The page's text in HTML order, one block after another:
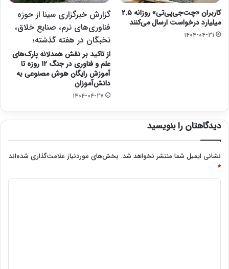
کاربران «چت‌جی‌پی‌تی» روزانه ۲.۵
میلیارد درخواست ارسال می‌کنند
۱۴۰۴-۰۴-۳۱
گزارش خبرگزاری سینا از حوزه
فناوری‌های نرم، صنایع خلاق،
نخبگان در هفته گذشته؛
از تاکید بر نقش همدلانه پارک‌های
علم و فناوری در جنگ ۱۲ روزه تا
آموزش رایگان هوش مصنوعی به
دانش‌آموزان
۱۴۰۴-۰۴-۲۷
دیدگاهتان را بنویسید
نشانی ایمیل شما منتشر نخواهد شد. بخش‌های موردنیاز علامت‌گذاری شده‌اند
*